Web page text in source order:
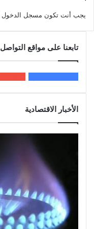
يجب أنت تكون مسجل الدخول
تابعنا على مواقع التواصل
الأخبار الاقتصادية